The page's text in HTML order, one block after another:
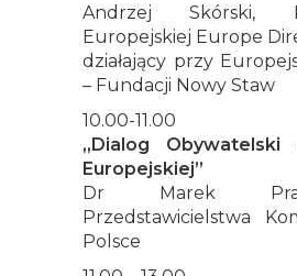
Andrzej Skórski,
Europejskiej Europe
działający przy
– Fundacji Nowy Staw
10.00-11.00
„Dialog Obywatelski
Europejskiej”
Dr Marek
Przedstawicielstwa
Polsce